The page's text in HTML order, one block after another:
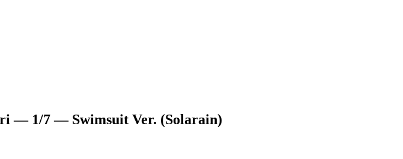
— 1/7 — Swimsuit Ver. (Solarain)